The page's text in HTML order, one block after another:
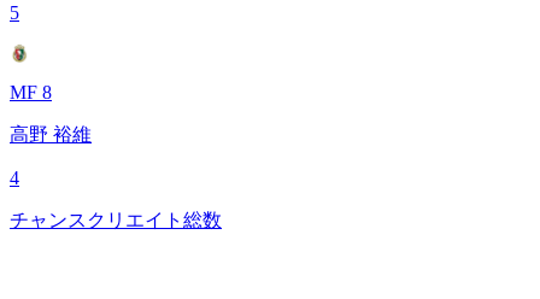
5
MF 8
高野 裕維
4
チャンスクリエイト総数